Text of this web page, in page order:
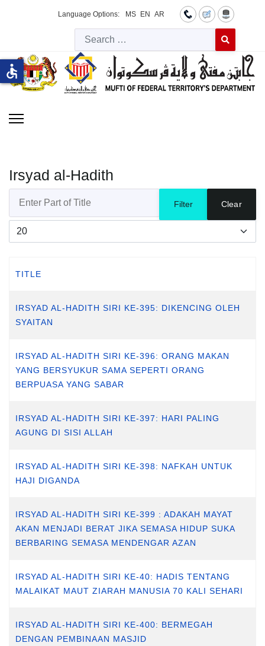
Language Options: MS EN AR
Type 2 or
Irsyad al-Hadith
Filter Clear
Display #
TITLE
IRSYAD AL-HADITH SIRI KE-395: DIKENCING OLEH
SYAITAN
IRSYAD AL-HADITH SIRI KE-396: ORANG MAKAN
YANG BERSYUKUR SAMA SEPERTI ORANG
BERPUASA YANG SABAR
IRSYAD AL-HADITH SIRI KE-397: HARI PALING
AGUNG DI SISI ALLAH
IRSYAD AL-HADITH SIRI KE-398: NAFKAH UNTUK
HAJI DIGANDA
IRSYAD AL-HADITH SIRI KE-399 : ADAKAH MAYAT
AKAN MENJADI BERAT JIKA SEMASA HIDUP SUKA
BERBARING SEMASA MENDENGAR AZAN
IRSYAD AL-HADITH SIRI KE-40: HADIS TENTANG
MALAIKAT MAUT ZIARAH MANUSIA 70 KALI SEHARI
IRSYAD AL-HADITH SIRI KE-400: BERMEGAH
DENGAN PEMBINAAN MASJID
accessible